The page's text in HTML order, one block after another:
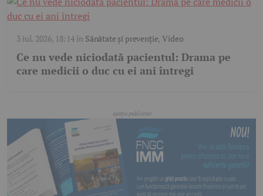
3 iul. 2026, 18:14în Sănătate și prevenție,Video
Ce nu vede niciodată pacientul: Drama pe
care medicii o duc cu ei ani întregi